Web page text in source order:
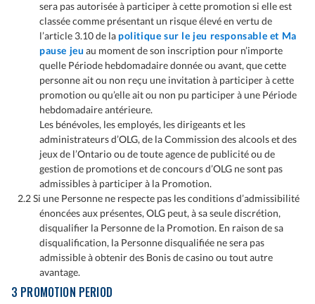
sera pas autorisée à participer à cette promotion si elle est
classée comme présentant un risque élevé en vertu de
l’article 3.10 de la politique sur le jeu responsable et Ma
pause jeu au moment de son inscription pour n’importe
quelle Période hebdomadaire donnée ou avant, que cette
personne ait ou non reçu une invitation à participer à cette
promotion ou qu’elle ait ou non pu participer à une Période
hebdomadaire antérieure.
Les bénévoles, les employés, les dirigeants et les
administrateurs d’OLG, de la Commission des alcools et des
jeux de l’Ontario ou de toute agence de publicité ou de
gestion de promotions et de concours d’OLG ne sont pas
admissibles à participer à la Promotion.
2.2 Si une Personne ne respecte pas les conditions d’admissibilité
énoncées aux présentes, OLG peut, à sa seule discrétion,
disqualifier la Personne de la Promotion. En raison de sa
disqualification, la Personne disqualifiée ne sera pas
admissible à obtenir des Bonis de casino ou tout autre
avantage.
3 PROMOTION PERIOD